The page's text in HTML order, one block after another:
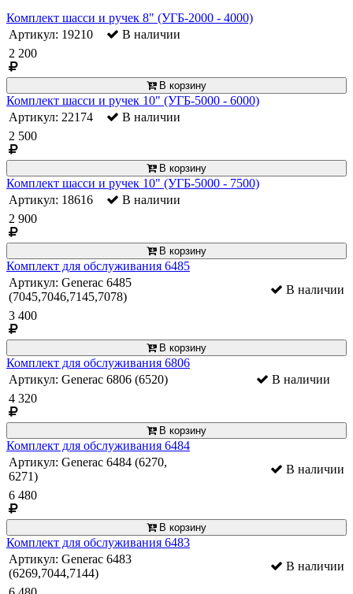
Комплект шасси и ручек 8" (УГБ-2000 - 4000)
Артикул: 19210
В наличии
2 200
В корзину
Комплект шасси и ручек 10" (УГБ-5000 - 6000)
Артикул: 22174
В наличии
2 500
В корзину
Комплект шасси и ручек 10" (УГБ-5000 - 7500)
Артикул: 18616
В наличии
2 900
В корзину
Комплект для обслуживания 6485
Артикул: Generac 6485
(7045,7046,7145,7078)
В наличии
3 400
В корзину
Комплект для обслуживания 6806
Артикул: Generac 6806 (6520)
В наличии
4 320
В корзину
Комплект для обслуживания 6484
Артикул: Generac 6484 (6270,
6271)
В наличии
6 480
В корзину
Комплект для обслуживания 6483
Артикул: Generac 6483
(6269,7044,7144)
В наличии